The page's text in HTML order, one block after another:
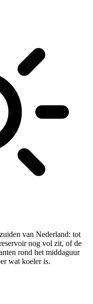
van Nederland: tot
nog vol zit, of de
rond het middaguur
wat koeler is.